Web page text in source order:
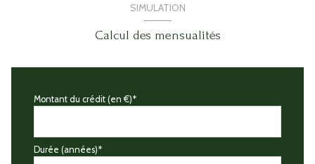
SIMULATION
Calcul des mensualités
Montant du crédit (en €)*
Durée (années)*